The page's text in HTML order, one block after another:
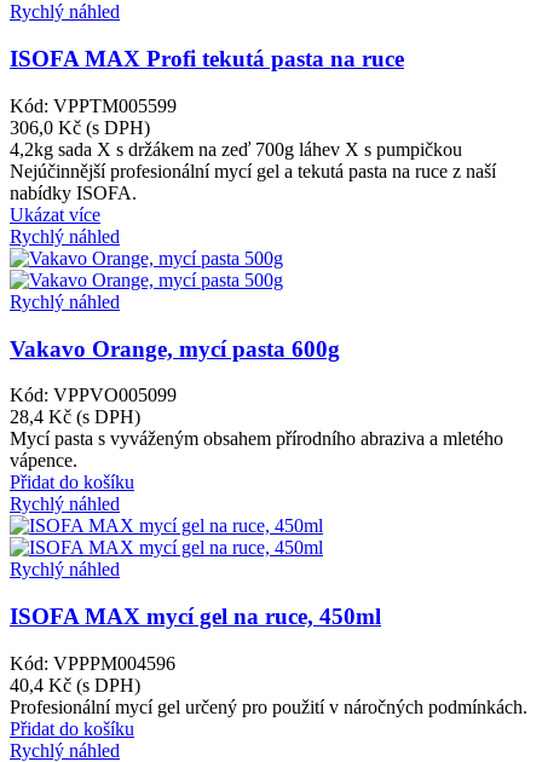
Rychlý náhled
ISOFA MAX Profi tekutá pasta na ruce
Kód: VPPTM005599
306,0 Kč (s DPH)
4,2kg sada X s držákem na zeď 700g láhev X s pumpičkou
Nejúčinnější profesionální mycí gel a tekutá pasta na ruce z naší
nabídky ISOFA.
Ukázat více
Rychlý náhled
Rychlý náhled
Vakavo Orange, mycí pasta 600g
Kód: VPPVO005099
28,4 Kč (s DPH)
Mycí pasta s vyváženým obsahem přírodního abraziva a mletého
vápence.
Přidat do košíku
Rychlý náhled
Rychlý náhled
ISOFA MAX mycí gel na ruce, 450ml
Kód: VPPPM004596
40,4 Kč (s DPH)
Profesionální mycí gel určený pro použití v náročných podmínkách.
Přidat do košíku
Rychlý náhled